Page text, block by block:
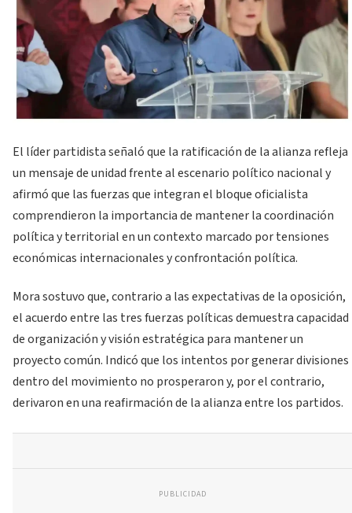
El líder partidista señaló que la ratificación de la alianza refleja
un mensaje de unidad frente al escenario político nacional y
afirmó que las fuerzas que integran el bloque oficialista
comprendieron la importancia de mantener la coordinación
política y territorial en un contexto marcado por tensiones
económicas internacionales y confrontación política.
Mora sostuvo que, contrario a las expectativas de la oposición,
el acuerdo entre las tres fuerzas políticas demuestra capacidad
de organización y visión estratégica para mantener un
proyecto común. Indicó que los intentos por generar divisiones
dentro del movimiento no prosperaron y, por el contrario,
derivaron en una reafirmación de la alianza entre los partidos.
PUBLICIDAD